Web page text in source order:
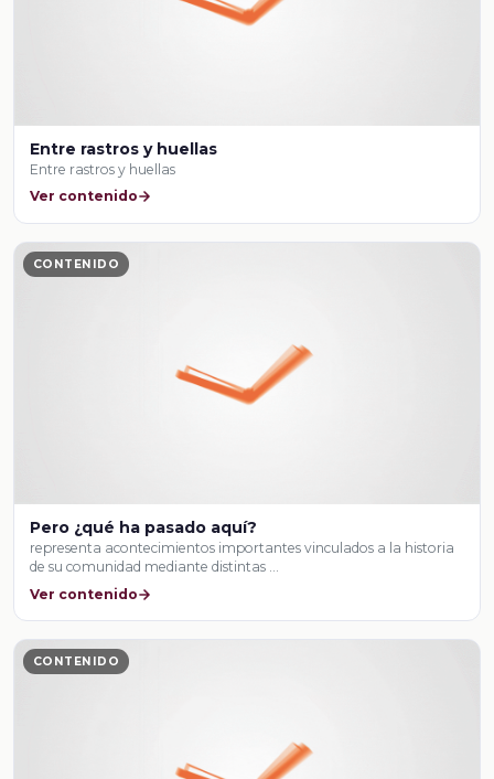
Entre rastros y huellas
Entre rastros y huellas
Ver contenido
CONTENIDO
Pero ¿qué ha pasado aquí?
representa acontecimientos importantes vinculados a la historia
de su comunidad mediante distintas …
Ver contenido
CONTENIDO